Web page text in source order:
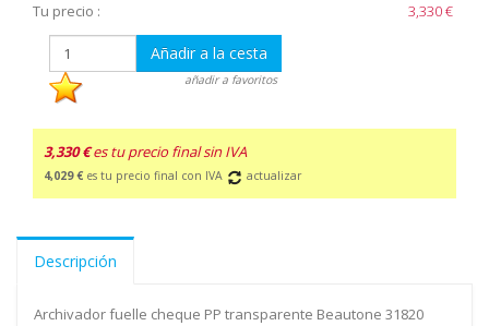
Tu precio : 3,330 €
Añadir a la cesta
añadir a favoritos
3,330 € es tu precio final sin IVA
4,029 € es tu precio final con IVA actualizar
Descripción
Archivador fuelle cheque PP transparente Beautone 31820